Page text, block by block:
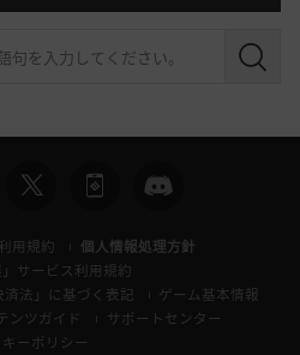
検
用規約
個人情報処理方針
」サービス利用規約
済法」に基づく表記
ゲーム基本情報
ンツガイド
サポートセンター
キーポリシー